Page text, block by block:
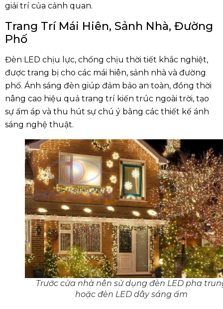
giải trí của cảnh quan.
Trang Trí Mái Hiên, Sảnh Nhà, Đường
Phố
Đèn LED chịu lực, chống chịu thời tiết khắc nghiệt,
được trang bị cho các mái hiên, sảnh nhà và đường
phố. Ánh sáng đèn giúp đảm bảo an toàn, đồng thời
nâng cao hiệu quả trang trí kiến trúc ngoài trời, tạo
sự ấm áp và thu hút sự chú ý bằng các thiết kế ánh
sáng nghệ thuật.
Trước cửa nhà nên sử dụng đèn LED pha
hoặc đèn LED dây sáng ấm